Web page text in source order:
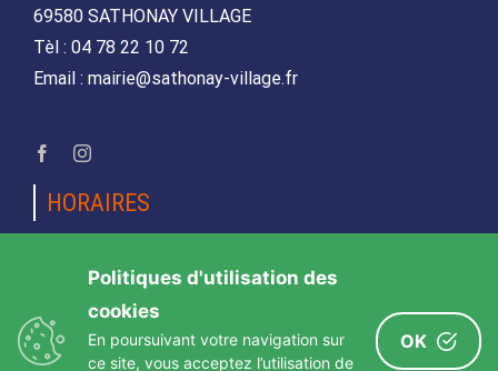
69580 SATHONAY VILLAGE
Tèl : 04 78 22 10 72
Email : mairie@sathonay-village.fr
HORAIRES
Lundi, mardi, jeudi et vendredi
de 08h30 à 12h00 et de 14h00 à 17h00
Mercredi et samedi
de 08h30 12h00
Politiques d'utilisation des
cookies
En poursuivant votre navigation sur
ce site, vous acceptez l’utilisation de
OK